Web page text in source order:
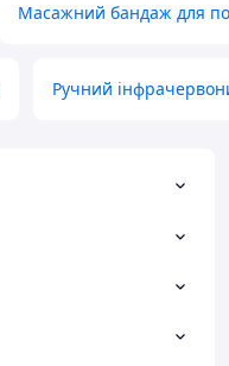
Масажний бандаж для
Ручний